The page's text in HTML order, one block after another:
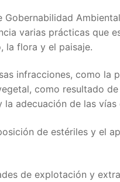
varias prácticas que
la flora y el paisaje.
infracciones, como la
como resultado
adecuación de las vías
de estériles y el
de explotación y